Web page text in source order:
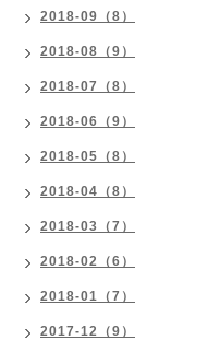
2018-09（8）
2018-08（9）
2018-07（8）
2018-06（9）
2018-05（8）
2018-04（8）
2018-03（7）
2018-02（6）
2018-01（7）
2017-12（9）